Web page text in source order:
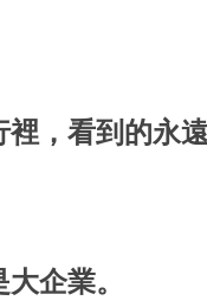
，看到的永
企業。